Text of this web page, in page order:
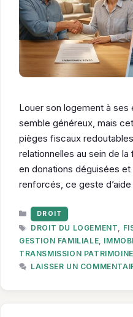
Louer son logement à
semble généreux, mais
pièges fiscaux
relationnelles au sein de
en donations déguisées
renforcés, ce geste
CATÉGORIES
DROIT
ÉTIQUETTES
DROIT DU LOGEMENT,
GESTION FAMILIALE,
TRANSMISSION PATRIMOINE
LAISSER UN